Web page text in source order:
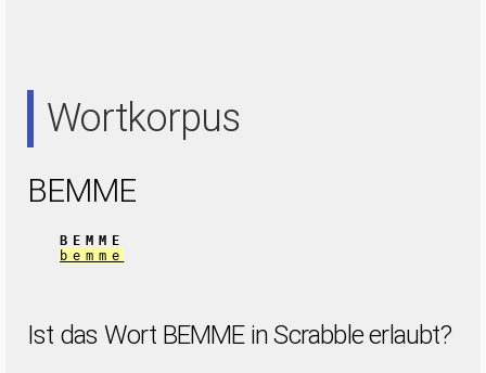
Wortkorpus
BEMME
BEMME
bemme
Ist das Wort BEMME in Scrabble erlaubt?